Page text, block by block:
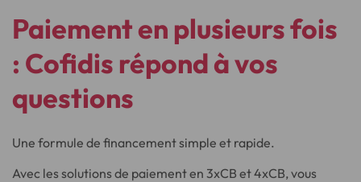
Paiement en plusieurs fois
: Cofidis répond à vos
questions
Une formule de financement simple et rapide.
Avec les solutions de paiement en 3xCB et 4xCB, vous